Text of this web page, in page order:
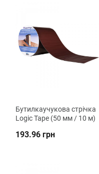
Бутилкаучукова стрічка
Logic Tape (50 мм / 10 м)
193.96 грн